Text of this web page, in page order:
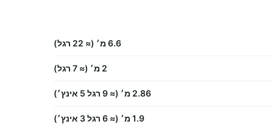
6.6 מ׳ (≈ 22 רגל)
2 מ׳ (≈ 7 רגל)
2.86 מ׳ (≈ 9 רגל 5 אינץ׳)
1.9 מ׳ (≈ 6 רגל 3 אינץ׳)